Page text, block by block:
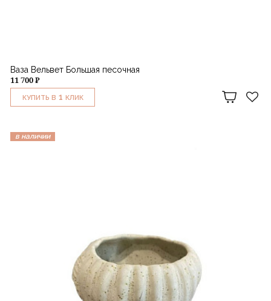
Ваза Вельвет Большая песочная
11 700 ₽
КУПИТЬ В 1 КЛИК
в наличии